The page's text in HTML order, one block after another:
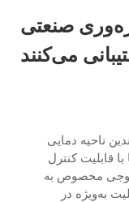
صنعتی
می‌کنند
ناحیه دمایی
قابلیت کنترل
مخصوص به
به‌ویژه در